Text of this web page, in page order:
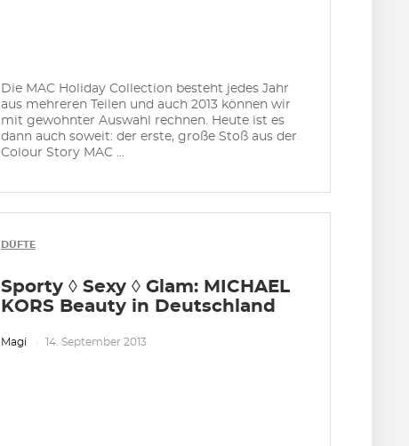
Die MAC Holiday Collection besteht jedes Jahr
aus mehreren Teilen und auch 2013 können wir
mit gewohnter Auswahl rechnen. Heute ist es
dann auch soweit: der erste, große Stoß aus der
Colour Story MAC ...
DÜFTE
Sporty ◊ Sexy ◊ Glam: MICHAEL
KORS Beauty in Deutschland
Magi 14. September 2013